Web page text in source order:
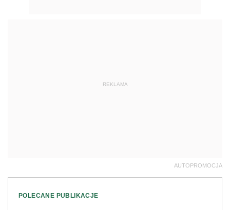
REKLAMA
AUTOPROMOCJA
POLECANE PUBLIKACJE